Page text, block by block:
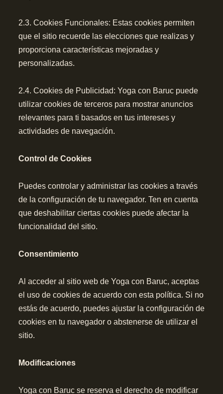
2.3. Cookies Funcionales: Estas cookies permiten
que el sitio recuerde las elecciones que realizas y
proporciona características mejoradas y
personalizadas.
2.4. Cookies de Publicidad: Yoga con Baruc puede
utilizar cookies de terceros para mostrar anuncios
relevantes para ti basados en tus intereses y
actividades de navegación.
Control de Cookies
Puedes controlar y administrar las cookies a través
de la configuración de tu navegador. Ten en cuenta
que deshabilitar ciertas cookies puede afectar la
funcionalidad del sitio.
Consentimiento
Al acceder al sitio web de Yoga con Baruc, aceptas
el uso de cookies de acuerdo con esta política. Si no
estás de acuerdo, puedes ajustar la configuración de
cookies en tu navegador o abstenerse de utilizar el
sitio.
Modificaciones
Yoga con Baruc se reserva el derecho de modificar